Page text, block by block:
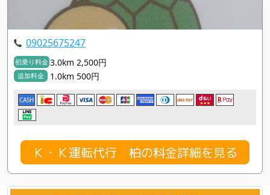
09025675247
初乗り料金 3.0km 2,500円
追加料金 1.0km 500円
CASH
Ｋ・Ｋ運転代行 柏の料金詳細を見る